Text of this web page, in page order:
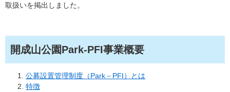
取扱いを掲出しました。
開成山公園Park-PFI事業概要
公募設置管理制度（Park－PFI）とは
特徴